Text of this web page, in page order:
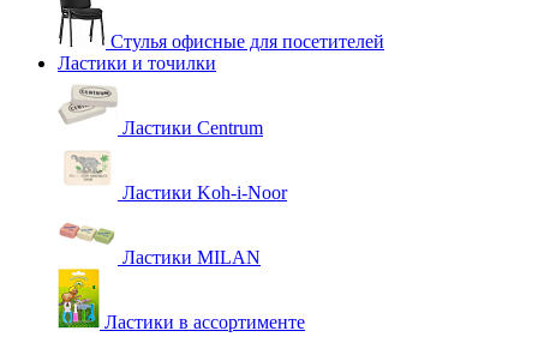
Стулья офисные для посетителей
Ластики и точилки
Ластики Centrum
Ластики Koh-i-Noor
Ластики MILAN
Ластики в ассортименте